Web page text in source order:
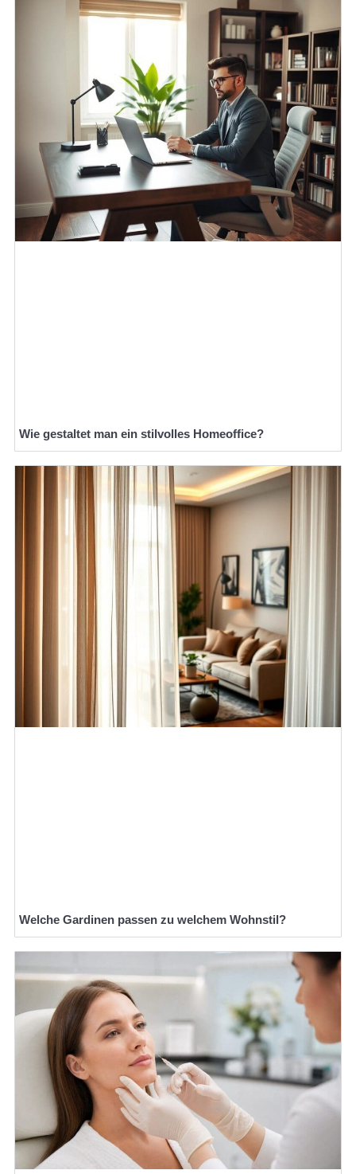
Wie gestaltet man ein stilvolles Homeoffice?
Welche Gardinen passen zu welchem Wohnstil?